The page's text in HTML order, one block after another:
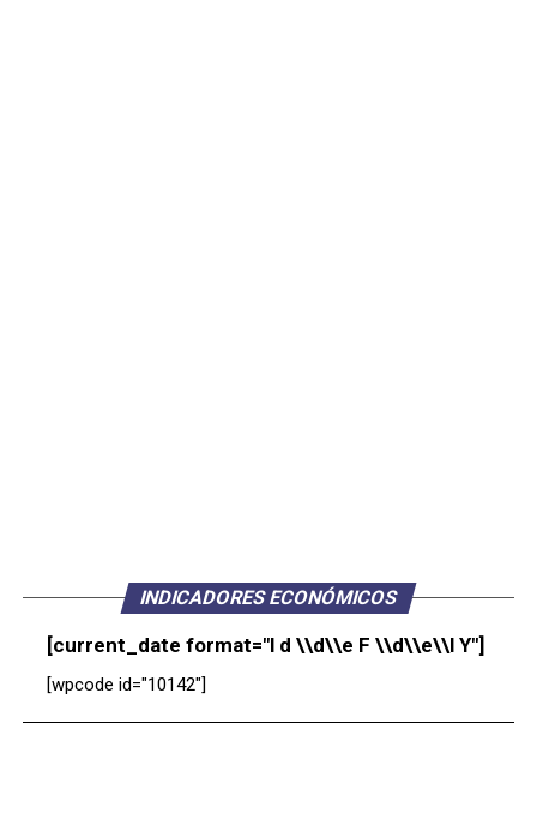
INDICADORES ECONÓMICOS
[current_date format="l d \\d\\e F \\d\\e\\l Y"]
[wpcode id="10142"]